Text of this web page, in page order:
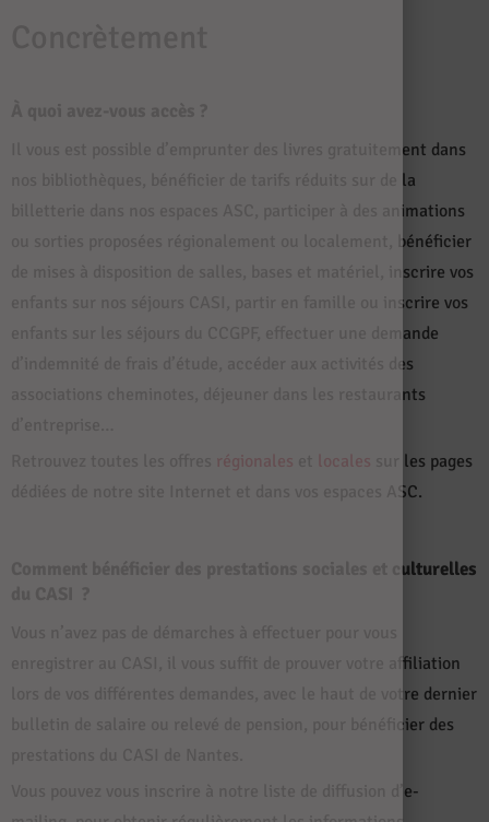
Il vous est possible d’emprunter des livres gratuitement dans
nos bibliothèques, bénéficier de tarifs réduits sur de la
billetterie dans nos espaces ASC, participer à des animations
ou sorties proposées régionalement ou localement, bénéficier
de mises à disposition de salles, bases et matériel, inscrire vos
enfants sur nos séjours CASI, partir en famille ou inscrire vos
enfants sur les séjours du CCGPF, effectuer une demande
d’indemnité de frais d’étude, accéder aux activités des
associations cheminotes, déjeuner dans les restaurants
régionales locales sur les pages
dédiées de notre site Internet et dans vos espaces ASC.
Comment bénéficier des prestations sociales et culturelles
enregistrer au CASI, il vous suffit de prouver votre affiliation
lors de vos différentes demandes, avec le haut de votre dernier
bulletin de salaire ou relevé de pension, pour bénéficier des
Vous pouvez vous inscrire à notre liste de diffusion d’e-